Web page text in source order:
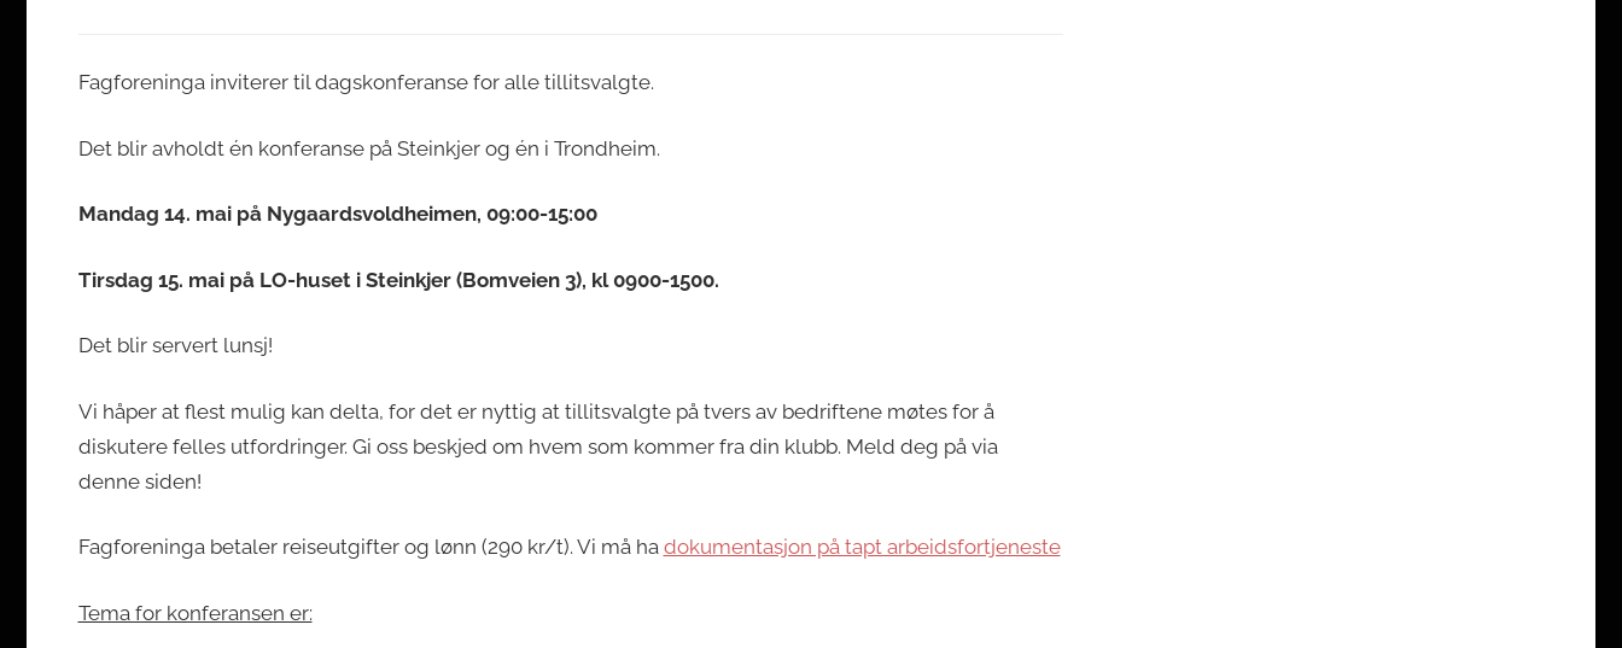
Fagforeninga inviterer til dagskonferanse for alle tillitsvalgte.
Det blir avholdt én konferanse på Steinkjer og én i Trondheim.
Mandag 14. mai på Nygaardsvoldheimen, 09:00-15:00
Tirsdag 15. mai på LO-huset i Steinkjer (Bomveien 3), kl 0900-1500.
Det blir servert lunsj!
Vi håper at flest mulig kan delta, for det er nyttig at tillitsvalgte på tvers av bedriftene møtes for å
diskutere felles utfordringer. Gi oss beskjed om hvem som kommer fra din klubb. Meld deg på via
denne siden!
Fagforeninga betaler reiseutgifter og lønn (290 kr/t). Vi må ha dokumentasjon på tapt arbeidsfortjeneste
Tema for konferansen er: